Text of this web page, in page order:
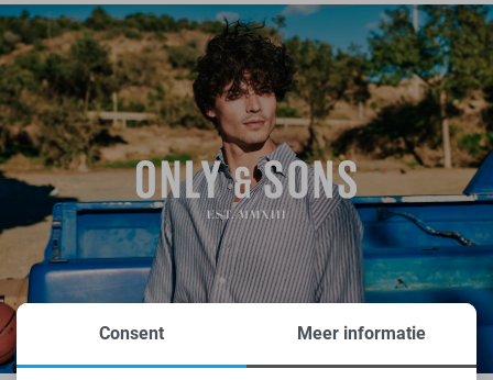
Consent Meer informatie